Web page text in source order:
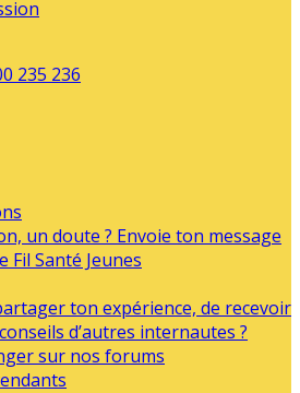
un doute ? Envoie ton message
Fil Santé Jeunes
ton expérience, de recevoir
d’autres internautes ?
sur nos forums